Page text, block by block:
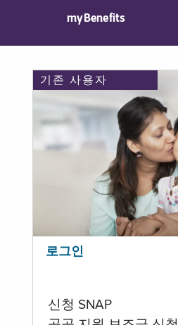
myBenefits
기존 사용자
로그인
신청 SNAP